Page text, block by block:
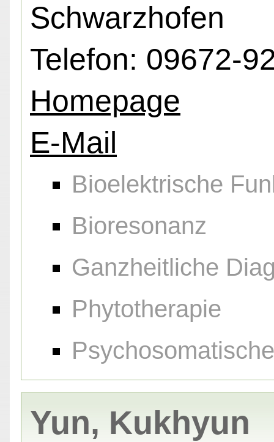
Schwarzhofen
Telefon: 09672-
Homepage
E-Mail
Bioelektrische
Bioresonanz
Ganzheitliche
Phytotherapie
Yun, Kukhyun